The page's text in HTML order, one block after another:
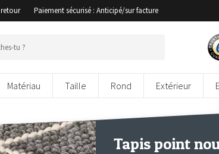
Paiement sécurisé : Anticipé/sur facture
Matériau Taille Rond Extérieur
Tapis point